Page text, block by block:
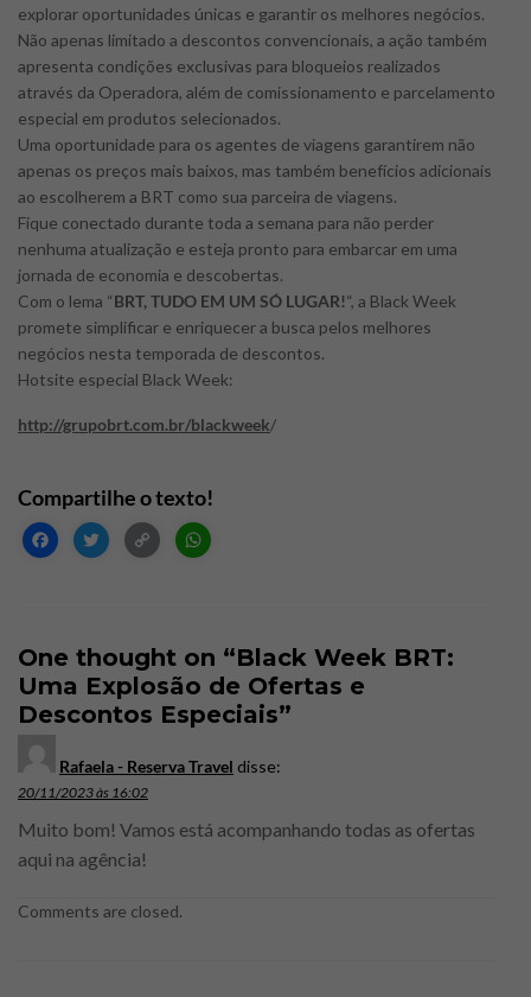
explorar oportunidades únicas e garantir os melhores negócios.
Não apenas limitado a descontos convencionais, a ação também
apresenta condições exclusivas para bloqueios realizados
através da Operadora, além de comissionamento e parcelamento
especial em produtos selecionados.
Uma oportunidade para os agentes de viagens garantirem não
apenas os preços mais baixos, mas também benefícios adicionais
ao escolherem a BRT como sua parceira de viagens.
Fique conectado durante toda a semana para não perder
nenhuma atualização e esteja pronto para embarcar em uma
jornada de economia e descobertas.
Com o lema “BRT, TUDO EM UM SÓ LUGAR!“, a Black Week
promete simplificar e enriquecer a busca pelos melhores
negócios nesta temporada de descontos.
Hotsite especial Black Week:
http://grupobrt.com.br/blackweek/
FacebookTwitter
Copy
One thought on “Black Week BRT:
Uma Explosão de Ofertas e
Descontos Especiais”
Rafaela - Reserva Travel disse:
20/11/2023 às 16:02
Muito bom! Vamos está acompanhando todas as ofertas
aqui na agência!
Comments are closed.